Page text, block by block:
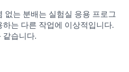
없는 분배는 실험실 응용 프로그
는 다른 작업에 이상적입니다.
같습니다.